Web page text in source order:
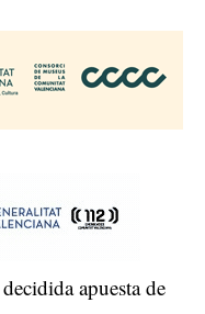
apuesta de